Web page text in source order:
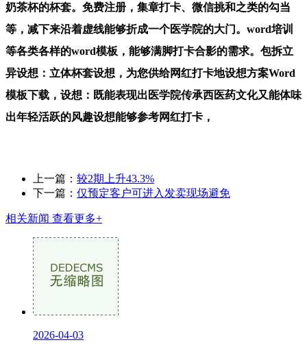
奶茶杯的杯套。免费注册，集章打卡、微信挑和之类的勾当
等，减下来沿着虚线能够折成一个医学院的大门。word培训
等各类各样的word模板，能够满脚打卡合影的需求。包拆立
异设想：立体杯套设想，为您供给网红打卡地设想方案Word
模板下载，设想：既能表现出医学院传承西医药文化又能体味
出年轻活跃的风趣设想能够参考网红打卡，
上一篇： 较2期上升43.3%
下一篇： 仅预定客户可进入发卖现场避免
相关新闻 查看更多+
2026-04-03